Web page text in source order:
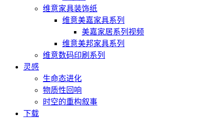
维意家具装饰纸
维意美嘉家具系列
美嘉家居系列视频
维意美邦家具系列
维意数码印刷系列
灵感
生命态进化
物质性回响
时空的重构叙事
下载